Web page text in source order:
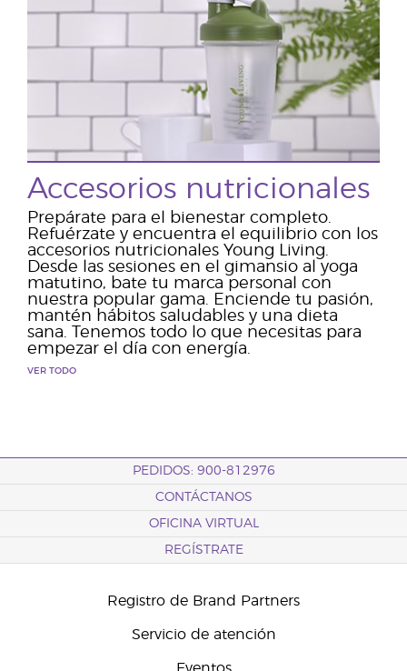
Accesorios nutricionales
Prepárate para el bienestar completo.
Refuérzate y encuentra el equilibrio con los
accesorios nutricionales Young Living.
Desde las sesiones en el gimansio al yoga
matutino, bate tu marca personal con
nuestra popular gama. Enciende tu pasión,
mantén hábitos saludables y una dieta
sana. Tenemos todo lo que necesitas para
empezar el día con energía.
VER TODO
PEDIDOS: 900-812976
CONTÁCTANOS
OFICINA VIRTUAL
REGÍSTRATE
Registro de Brand Partners
Servicio de atención